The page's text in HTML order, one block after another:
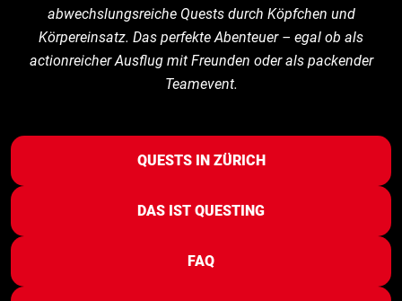
abwechslungsreiche Quests durch Köpfchen und
Körpereinsatz. Das perfekte Abenteuer – egal ob als
actionreicher Ausflug mit Freunden oder als packender
Teamevent.
QUESTS IN ZÜRICH
DAS IST QUESTING
FAQ